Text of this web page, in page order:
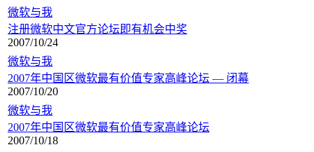
微软与我
注册微软中文官方论坛即有机会中奖
2007/10/24
微软与我
2007年中国区微软最有价值专家高峰论坛 — 闭幕
2007/10/20
微软与我
2007年中国区微软最有价值专家高峰论坛
2007/10/18